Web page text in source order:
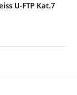
U-FTP Kat.7